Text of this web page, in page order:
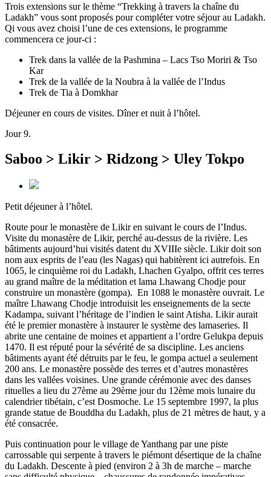
Trois extensions sur le thème “Trekking à travers la chaîne du
Ladakh” vous sont proposés pour compléter votre séjour au Ladakh.
Qi vous avez choisi l’une de ces extensions, le programme
commencera ce jour-ci :
Trek dans la vallée de la Pashmina – Lacs Tso Moriri & Tso
Kar
Trek de la vallée de la Noubra à la vallée de l’Indus
Trek de Tia à Domkhar
Déjeuner en cours de visites. Dîner et nuit à l’hôtel.
Jour 9.
Saboo > Likir > Ridzong > Uley Tokpo
Petit déjeuner à l’hôtel.
Route pour le monastère de Likir en suivant le cours de l’Indus.
Visite du monastère de Likir, perché au-dessus de la rivière. Les
bâtiments aujourd’hui visités datent du XVIIIe siècle. Likir doit son
nom aux esprits de l’eau (les Nagas) qui habitèrent ici autrefois. En
1065, le cinquième roi du Ladakh, Lhachen Gyalpo, offrit ces terres
au grand maître de la méditation et lama Lhawang Chodje pour
construire un monastère (gompa). En 1088 le monastère ouvrait. Le
maître Lhawang Chodje introduisit les enseignements de la secte
Kadampa, suivant l’héritage de l’indien le saint Atisha. Likir aurait
été le premier monastère à instaurer le système des lamaseries. Il
abrite une centaine de moines et appartient a l’ordre Gelukpa depuis
1470. Il est réputé pour la sévérité de sa discipline. Les anciens
bâtiments ayant été détruits par le feu, le gompa actuel a seulement
200 ans. Le monastère possède des terres et d’autres monastères
dans les vallées voisines. Une grande cérémonie avec des danses
rituelles a lieu du 27ème au 29ème jour du 12ème mois lunaire du
calendrier tibétain, c’est Dosmoche. Le 15 septembre 1997, la plus
grande statue de Bouddha du Ladakh, plus de 21 mètres de haut, y a
été consacrée.
Puis continuation pour le village de Yanthang par une piste
carrossable qui serpente à travers le piémont désertique de la chaîne
du Ladakh. Descente à pied (environ 2 à 3h de marche – marche